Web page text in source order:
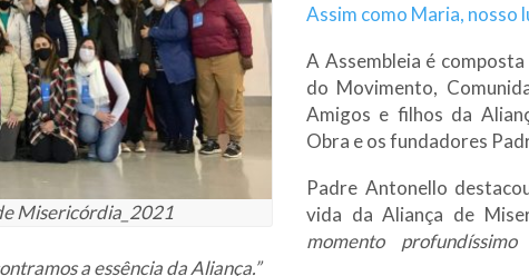
Misericórdia_2021
Assim como Maria, nosso
A Assembleia é
do Movimento,
Amigos e filhos da
Obra e os fundadores
Padre Antonello
vida da Aliança de
momento
a essência da Aliança.”